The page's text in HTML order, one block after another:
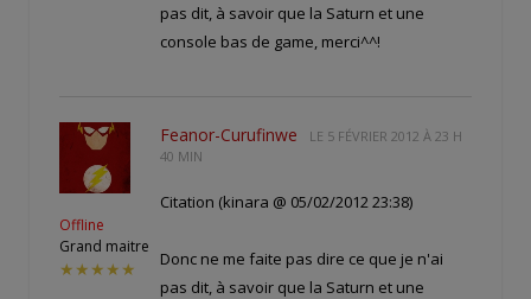
pas dit, à savoir que la Saturn et une
console bas de game, merci^^!
Offline
Grand maitre
★★★★★
Feanor-Curufinwe LE 5 FÉVRIER 2012 À 23 H
40 MIN
Citation (kinara @ 05/02/2012 23:38)
Donc ne me faite pas dire ce que je n'ai
pas dit, à savoir que la Saturn et une